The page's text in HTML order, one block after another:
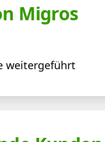
Migros
weitergeführt